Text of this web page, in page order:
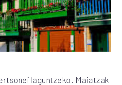
laguntzeko. Maiatzak